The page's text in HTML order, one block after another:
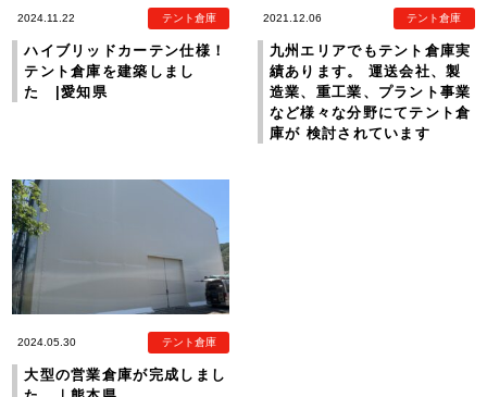
2024.11.22 テント倉庫
ハイブリッドカーテン仕様！
テント倉庫を建築しまし
た |愛知県
2021.12.06 テント倉庫
九州エリアでもテント倉庫実
績あります。 運送会社、製
造業、重工業、プラント事業
など様々な分野にてテント倉
庫が 検討されています
2024.05.30 テント倉庫
大型の営業倉庫が完成しまし